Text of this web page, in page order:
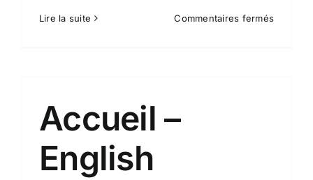
Lire la suite Commentaires ferméssur
Accueil –
English